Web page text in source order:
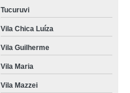
Tucuruvi
Vila Chica Luíza
Vila Guilherme
Vila Maria
Vila Mazzei